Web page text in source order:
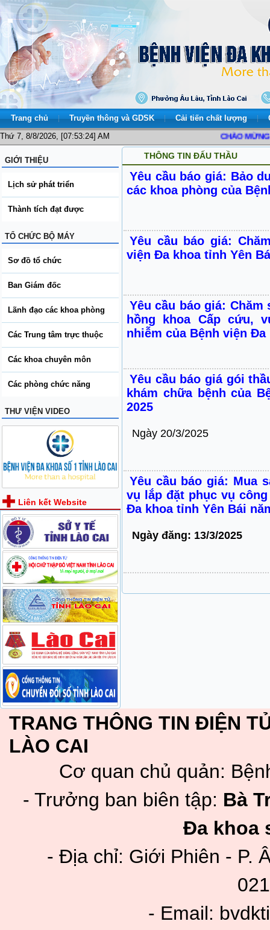
Trang chủ Truyền thông và GDSK Cải tiến chất lượng
Thứ 7, 8/8/2026, [07:53:24] AM
CHÀO MỪNG
GIỚI THIỆU
Lịch sử phát triển
Thành tích đạt được
TỔ CHỨC BỘ MÁY
Sơ đồ tổ chức
Ban Giám đốc
Lãnh đạo các khoa phòng
Các Trung tâm trực thuộc
Các khoa chuyên môn
Các phòng chức năng
THƯ VIỆN VIDEO
Liên kết Website
THÔNG TIN ĐẤU THẦU
Yêu cầu báo giá: Bảo
các khoa phòng của
Yêu cầu báo giá:
viện Đa khoa tỉnh Yên
Yêu cầu báo giá:
hồng khoa Cấp cứu,
nhiễm của Bệnh viện
Yêu cầu báo giá gói
khám chữa bệnh của
2025
Ngày 20/3/2025
Yêu cầu báo giá: Mua
vụ lắp đặt phục vụ
Đa khoa tỉnh Yên Bái
Ngày đăng: 13/3/2025
TRANG THÔNG TIN ĐIỆN
LÀO CAI
Cơ quan chủ quản:
- Trưởng ban biên tập: Bà
Đa khoa
- Địa chỉ: Giới Phiên - P.
- Email: